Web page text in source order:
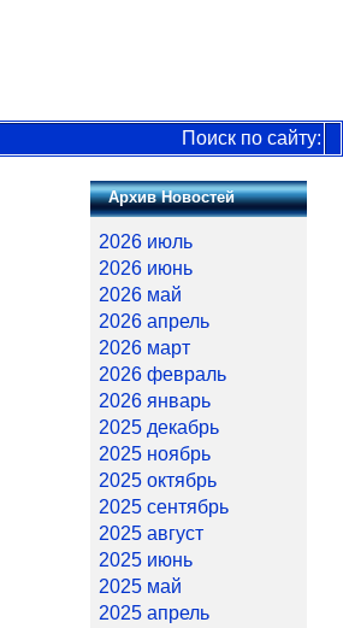
Поиск по сайту:
Архив Новостей
2026 июль
2026 июнь
2026 май
2026 апрель
2026 март
2026 февраль
2026 январь
2025 декабрь
2025 ноябрь
2025 октябрь
2025 сентябрь
2025 август
2025 июнь
2025 май
2025 апрель